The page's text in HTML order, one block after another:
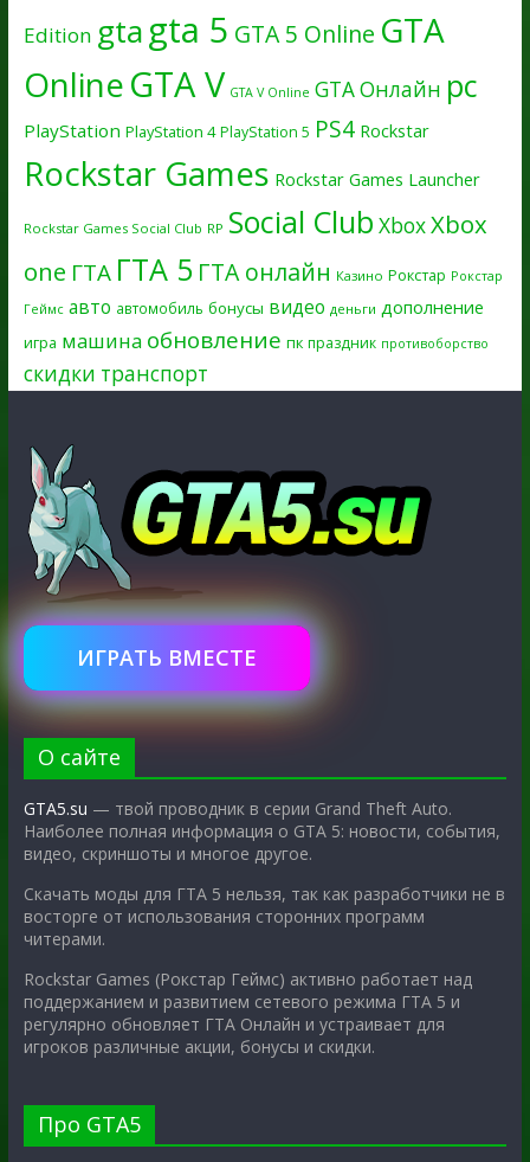
Edition gtagta 5 GTA 5 Online GTA
OnlineGTA V GTA V Online GTA Онлайн pc
PlayStation PlayStation 4 PlayStation 5 PS4 Rockstar
Rockstar Games Rockstar Games Launcher
Rockstar Games Social Club RP Social Club XboxXbox
one ГТА ГТА 5 ГТА онлайн Казино Рокстар Рокстар
Геймс авто автомобиль бонусы видео деньги дополнение
игра машина обновление пк праздник противоборство
скидки транспорт
ИГРАТЬ ВМЕСТЕ
О сайте
GTA5.su — твой проводник в серии Grand Theft Auto.
Наиболее полная информация о GTA 5: новости, события,
видео, скриншоты и многое другое.
Скачать моды для ГТА 5 нельзя, так как разработчики не в
восторге от использования сторонних программ
читерами.
Rockstar Games (Рокстар Геймс) активно работает над
поддержанием и развитием сетевого режима ГТА 5 и
регулярно обновляет ГТА Онлайн и устраивает для
игроков различные акции, бонусы и скидки.
Про GTA5